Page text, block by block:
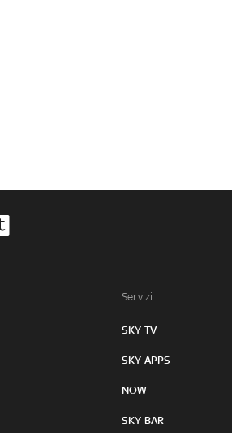
Servizi:
SKY TV
SKY APPS
NOW
SKY BAR